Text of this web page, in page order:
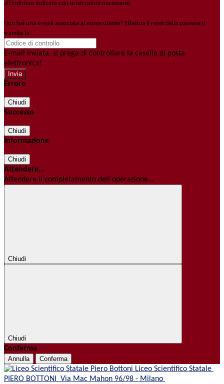
all'indirizzo indicato con le istruzioni necessarie.
Non hai una e-mail associata al nome utente? Effettua il reset della password
tramite la
E-mail inviata, si prega di controllare la casella di posta
elettronica!
Errore
Chiudi
Successo
Chiudi
Informazione
Chiudi
Attendere...
Attendere il completamento dell'operazione...
Chiudi
Chiudi
Conferma
Annulla Conferma
Liceo Scientifico Statale
PIERO BOTTONI Via Mac Mahon 96/98 - Milano